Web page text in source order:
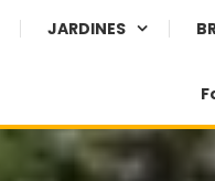
JARDINES